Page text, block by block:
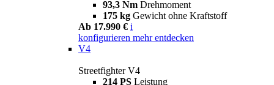
93,3 Nm Drehmoment
175 kg Gewicht ohne Kraftstoff
Ab 17.990 € i
konfigurieren mehr entdecken
V4
Streetfighter V4
214 PS Leistung